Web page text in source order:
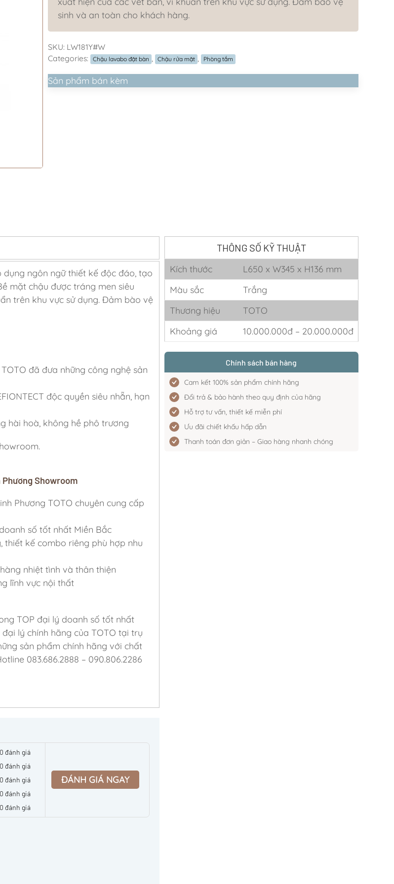
sinh và an toàn cho khách hàng.
SKU: LW181Y#W
Categories:
Chậu lavabo đặt bàn , Chậu rửa mặt , Phòng tắm
Sản phẩm bán kèm
THÔNG SỐ KỸ THUẬT
Kích thước
L650 x W345 x H136 mm
Màu sắc
Trắng
Thương hiệu
TOTO
Khoảng giá
10.000.000đ – 20.000.000đ
Chính sách bán hàng
Cam kết 100% sản phẩm chính hãng
Đổi trả & bảo hành theo quy định của hãng
Hỗ trợ tư vấn, thiết kế miễn phí
Ưu đãi chiết khấu hấp dẫn
Thanh toán đơn giản – Giao hàng nhanh chóng
dụng ngôn ngữ thiết kế độc đáo, tạo
mặt chậu được tráng men siêu
trên khu vực sử dụng. Đảm bào vệ
đã đưa những công nghệ sản
độc quyền siêu nhẵn, hạn
hài hoà, không hề phô trương
Phương Showroom
Phương TOTO chuyên cung cấp
số tốt nhất Miền Bắc
thiết kế combo riêng phù hợp nhu
nhiệt tình và thân thiện
lĩnh vực nội thất
TOP đại lý doanh số tốt nhất
lý chính hãng của TOTO tại trụ
sản phẩm chính hãng với chất
083.686.2888 – 090.806.2286
đánh giá
đánh giá
đánh giá
đánh giá
đánh giá
ĐÁNH GIÁ NGAY